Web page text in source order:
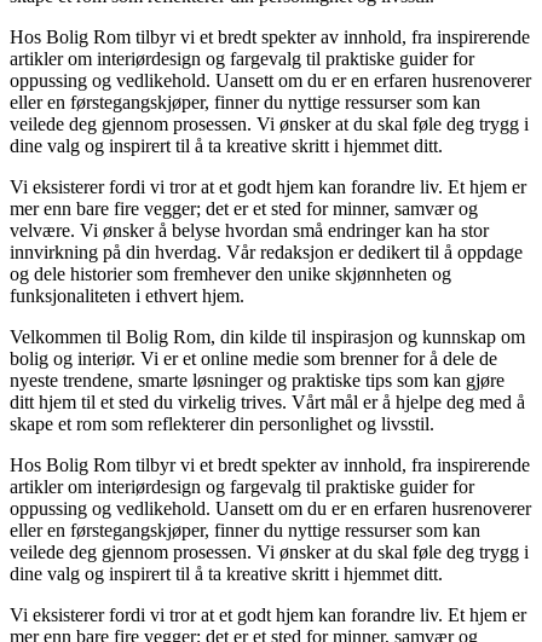
Hos Bolig Rom tilbyr vi et bredt spekter av innhold, fra inspirerende
artikler om interiørdesign og fargevalg til praktiske guider for
oppussing og vedlikehold. Uansett om du er en erfaren husrenoverer
eller en førstegangskjøper, finner du nyttige ressurser som kan
veilede deg gjennom prosessen. Vi ønsker at du skal føle deg trygg i
dine valg og inspirert til å ta kreative skritt i hjemmet ditt.
Vi eksisterer fordi vi tror at et godt hjem kan forandre liv. Et hjem er
mer enn bare fire vegger; det er et sted for minner, samvær og
velvære. Vi ønsker å belyse hvordan små endringer kan ha stor
innvirkning på din hverdag. Vår redaksjon er dedikert til å oppdage
og dele historier som fremhever den unike skjønnheten og
funksjonaliteten i ethvert hjem.
Velkommen til Bolig Rom, din kilde til inspirasjon og kunnskap om
bolig og interiør. Vi er et online medie som brenner for å dele de
nyeste trendene, smarte løsninger og praktiske tips som kan gjøre
ditt hjem til et sted du virkelig trives. Vårt mål er å hjelpe deg med å
skape et rom som reflekterer din personlighet og livsstil.
Hos Bolig Rom tilbyr vi et bredt spekter av innhold, fra inspirerende
artikler om interiørdesign og fargevalg til praktiske guider for
oppussing og vedlikehold. Uansett om du er en erfaren husrenoverer
eller en førstegangskjøper, finner du nyttige ressurser som kan
veilede deg gjennom prosessen. Vi ønsker at du skal føle deg trygg i
dine valg og inspirert til å ta kreative skritt i hjemmet ditt.
Vi eksisterer fordi vi tror at et godt hjem kan forandre liv. Et hjem er
mer enn bare fire vegger; det er et sted for minner, samvær og